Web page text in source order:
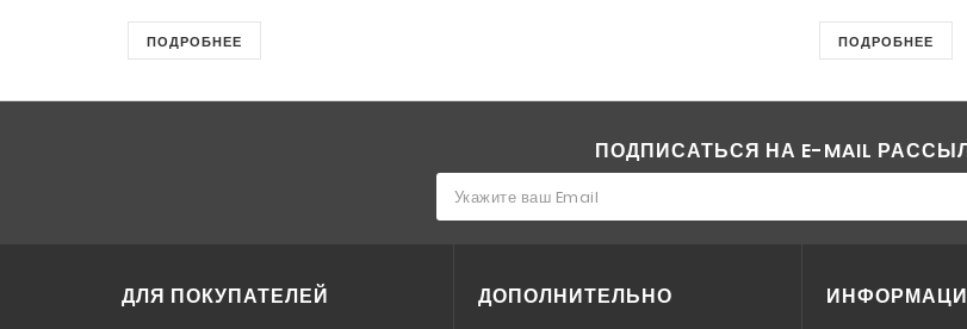
ПОДРОБНЕЕ ПОДРОБНЕЕ
ПОДПИСАТЬСЯ НА E-MAIL
ДЛЯ ПОКУПАТЕЛЕЙ ДОПОЛНИТЕЛЬНО